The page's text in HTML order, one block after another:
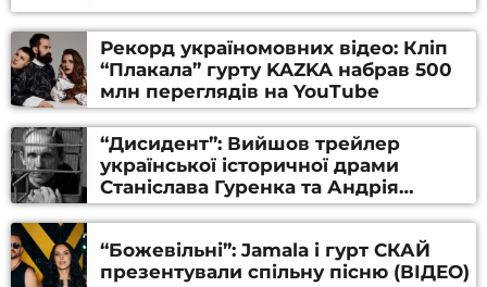
Рекорд україномовних відео: Кліп
“Плакала” гурту KAZKA набрав 500
млн переглядів на YouTube
“Дисидент”: Вийшов трейлер
української історичної драми
Станіслава Гуренка та Андрія
Алфьорова (ВІДЕО)
“Божевільні”: Jamala і гурт СКАЙ
презентували спільну пісню (ВІДЕО)